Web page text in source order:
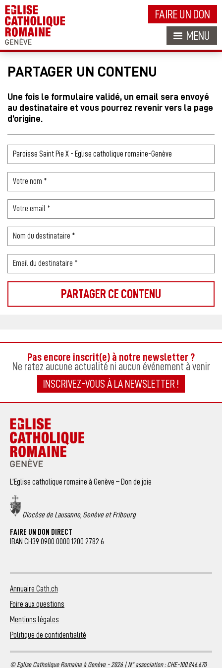
FAIRE UN DON
MENU
PARTAGER UN CONTENU
Une fois le formulaire validé, un email sera envoyé
au destinataire et vous pourrez revenir vers la page
d’origine.
Pas encore inscrit(e) à notre newsletter ?
Ne ratez aucune actualité ni aucun événement à venir
INSCRIVEZ-VOUS À LA NEWSLETTER !
L’Eglise catholique romaine à Genève – Don de joie
Diocèse de Lausanne, Genève et Fribourg
FAIRE UN DON DIRECT
IBAN CH39 0900 0000 1200 2782 6
Annuaire Cath.ch
Foire aux questions
Mentions légales
Politique de confidentialité
© Eglise Catholique Romaine à Genève - 2026 | N° association : CHE-100.846.670